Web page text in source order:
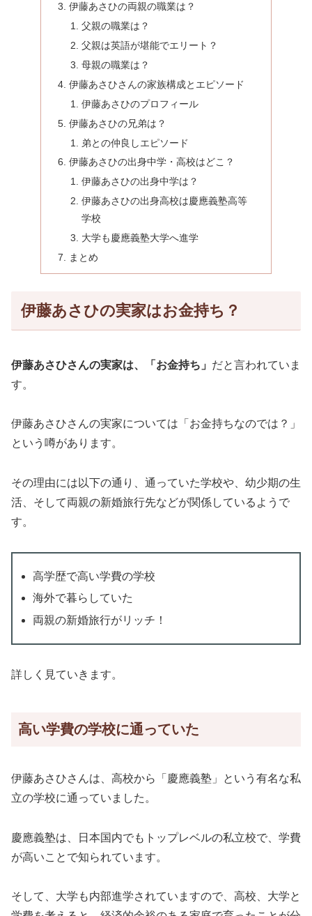
伊藤あさひの両親の職業は？
父親の職業は？
父親は英語が堪能でエリート？
母親の職業は？
伊藤あさひさんの家族構成とエピソード
伊藤あさひのプロフィール
伊藤あさひの兄弟は？
弟との仲良しエピソード
伊藤あさひの出身中学・高校はどこ？
伊藤あさひの出身中学は？
伊藤あさひの出身高校は慶應義塾高等
学校
大学も慶應義塾大学へ進学
まとめ
伊藤あさひの実家はお金持ち？
伊藤あさひさんの実家は、「お金持ち」 だと言われていま
す。
伊藤あさひさんの実家については「お金持ちなのでは？」
という噂があります。
その理由には以下の通り、通っていた学校や、幼少期の生
活、そして両親の新婚旅行先などが関係しているようで
す。
高学歴で高い学費の学校
海外で暮らしていた
両親の新婚旅行がリッチ！
詳しく見ていきます。
高い学費の学校に通っていた
伊藤あさひさんは、高校から「慶應義塾」という有名な私
立の学校に通っていました。
慶應義塾は、日本国内でもトップレベルの私立校で、学費
が高いことで知られています。
そして、大学も内部進学されていますので、高校、大学と